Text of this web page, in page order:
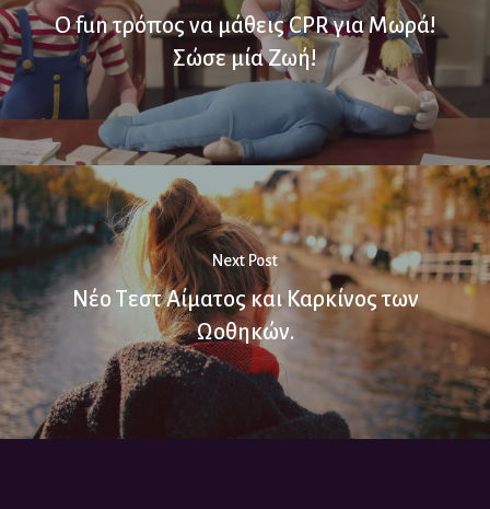
O fun τρόπος να μάθεις CPR για Μωρά!
Σώσε μία Ζωή!
Next Post
Νέο Τεστ Αίματος και Καρκίνος των
Ωοθηκών.